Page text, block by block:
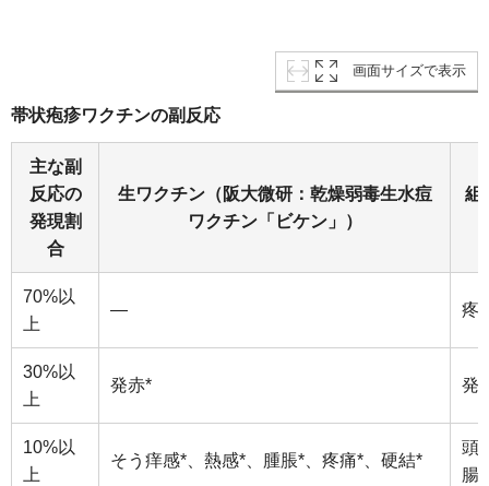
画面サイズで表示
帯状疱疹ワクチンの副反応
主な副
反応の
発現割
合
生ワクチン（阪大微研：乾燥弱毒生水痘
ワクチン「ビケン」）
組
70%以
上
― 疼
30%以
上
発赤* 発
10%以
上
そう痒感*、熱感*、腫脹*、疼痛*、硬結*
頭
腸